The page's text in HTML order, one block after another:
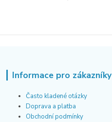
Informace pro zákazníky
Často kladené otázky
Doprava a platba
Obchodní podmínky